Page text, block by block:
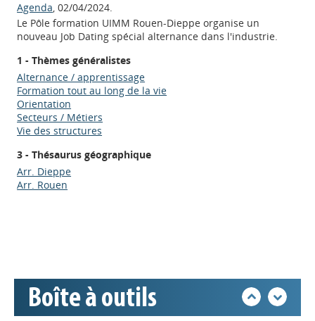
Agenda, 02/04/2024.
Le Pôle formation UIMM Rouen-Dieppe organise un
nouveau Job Dating spécial alternance dans l'industrie.
1 - Thèmes généralistes
Alternance / apprentissage
Formation tout au long de la vie
Orientation
Secteurs / Métiers
Vie des structures
3 - Thésaurus géographique
Arr. Dieppe
Arr. Rouen
Boîte à outils
Appels à projets
Base documentaire